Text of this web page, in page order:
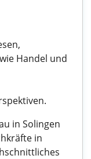
Handel und
in Solingen
in